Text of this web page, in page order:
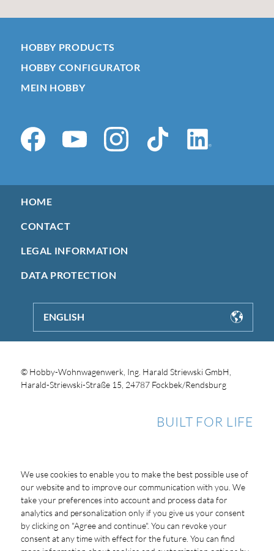
HOBBY PRODUCTS
HOBBY CONFIGURATOR
MEIN HOBBY
HOME
CONTACT
LEGAL INFORMATION
DATA PROTECTION
ENGLISH
© Hobby-Wohnwagenwerk, Ing. Harald Striewski GmbH,
Harald-Striewski-Straße 15, 24787 Fockbek/Rendsburg
BUILT FOR LIFE
We use cookies to enable you to make the best possible use of
our website and to improve our communication with you. We
take your preferences into account and process data for
analytics and personalization only if you give us your consent
by clicking on "Agree and continue". You can revoke your
consent at any time with effect for the future. You can find